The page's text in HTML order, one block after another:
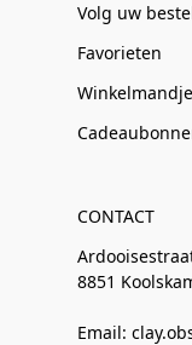
Volg uw
Favorieten
Winkelmandje
CONTACT
8851
Email: